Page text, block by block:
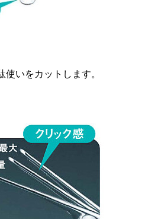
いをカットします。